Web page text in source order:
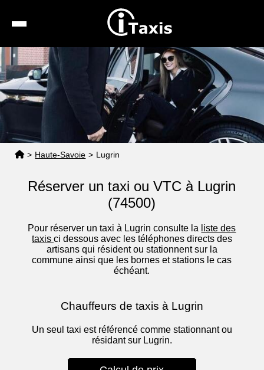
Recherche
Calcul de tarif
Taxis conventionnés
Espace pro
> Haute-Savoie > Lugrin
Réserver un taxi ou VTC à Lugrin
(74500)
Pour réserver un taxi à Lugrin consulte la liste des
taxis ci dessous avec les téléphones directs des
artisans qui résident ou stationnent sur la
commune ainsi que les bornes et stations le cas
échéant.
Chauffeurs de taxis à Lugrin
Un seul taxi est référencé comme stationnant ou
résidant sur Lugrin.